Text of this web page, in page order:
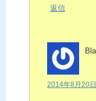
返信
2014年8月20